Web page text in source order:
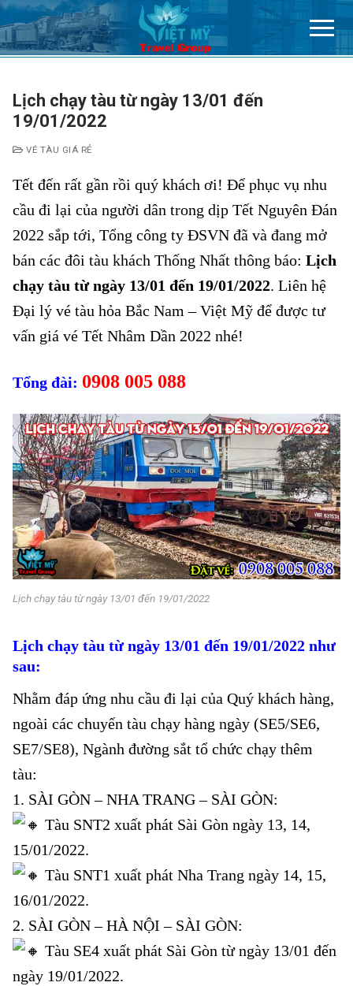
Chuyển
đến
nội
Lịch chạy tàu từ ngày 13/01 đến
19/01/2022
VÉ TÀU GIÁ RẺ
Tết đến rất gần rồi quý khách ơi! Để phục vụ nhu
cầu đi lại của người dân trong dịp Tết Nguyên Đán
2022 sắp tới, Tổng công ty ĐSVN đã và đang mở
bán các đôi tàu khách Thống Nhất thông báo: Lịch
chạy tàu từ ngày 13/01 đến 19/01/2022. Liên hệ
Đại lý vé tàu hỏa Bắc Nam – Việt Mỹ để được tư
vấn giá vé Tết Nhâm Dần 2022 nhé!
Tổng đài: 0908 005 088
Lịch chạy tàu từ ngày 13/01 đến 19/01/2022
Lịch chạy tàu từ ngày 13/01 đến 19/01/2022 như
sau:
Nhằm đáp ứng nhu cầu đi lại của Quý khách hàng,
ngoài các chuyến tàu chạy hàng ngày (SE5/SE6,
SE7/SE8), Ngành đường sắt tổ chức chạy thêm
tàu:
1. SÀI GÒN – NHA TRANG – SÀI GÒN:
Tàu SNT2 xuất phát Sài Gòn ngày 13, 14,
15/01/2022.
Tàu SNT1 xuất phát Nha Trang ngày 14, 15,
16/01/2022.
2. SÀI GÒN – HÀ NỘI – SÀI GÒN:
Tàu SE4 xuất phát Sài Gòn từ ngày 13/01 đến
ngày 19/01/2022.